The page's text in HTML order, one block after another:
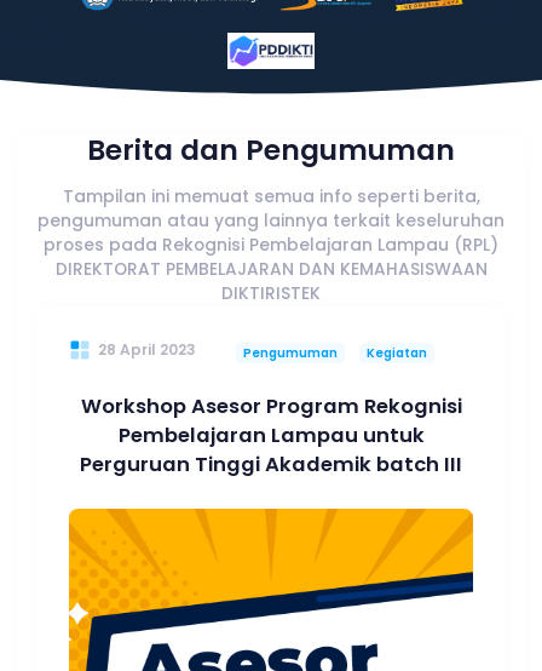
Berita dan Pengumuman
Tampilan ini memuat semua info seperti berita,
pengumuman atau yang lainnya terkait keseluruhan
proses pada Rekognisi Pembelajaran Lampau (RPL)
DIREKTORAT PEMBELAJARAN DAN KEMAHASISWAAN
DIKTIRISTEK
28 April 2023 Pengumuman Kegiatan
Workshop Asesor Program Rekognisi
Pembelajaran Lampau untuk
Perguruan Tinggi Akademik batch III